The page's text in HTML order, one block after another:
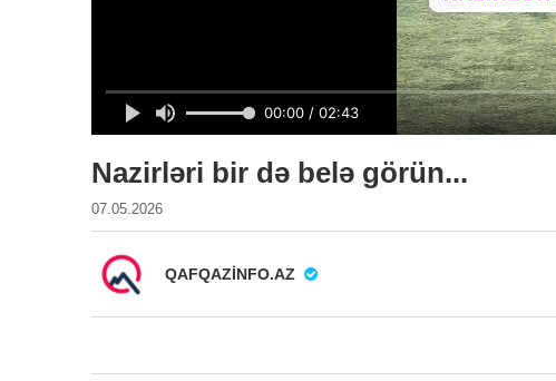
Nazirləri bir də belə görün...
07.05.2026
QAFQAZINFO.AZ